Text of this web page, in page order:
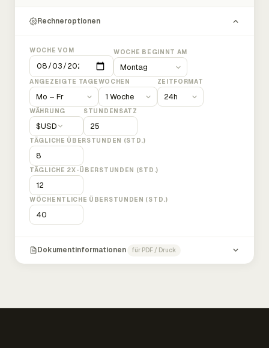
Rechneroptionen
WOCHE VOM WOCHE BEGINNT AM
ANGEZEIGTE TAGEWOCHEN ZEITFORMAT
WÄHRUNG
$USD
STUNDENSATZ
TÄGLICHE ÜBERSTUNDEN (STD.)
TÄGLICHE 2X-ÜBERSTUNDEN (STD.)
WÖCHENTLICHE ÜBERSTUNDEN (STD.)
Dokumentinformationen für PDF / Druck